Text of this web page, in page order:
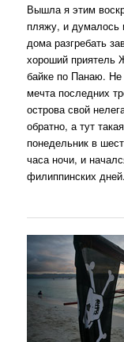
Вышла я этим
пляжу, и думалось
дома разгребать
хороший приятель
байке по Панаю.
мечта последних
острова свой
обратно, а тут
понедельник в
часа ночи, и
филиппинских